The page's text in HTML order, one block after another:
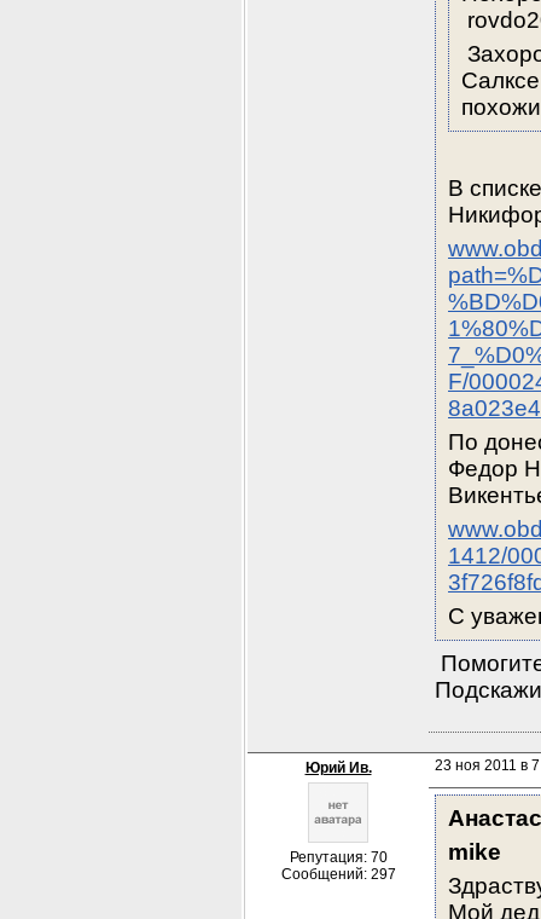
В
F/
По
Федор
1412/
С
Юрий Ив.
Репутация: 70
Сообщений: 297
23 ноя 2011 в
mike
Мой